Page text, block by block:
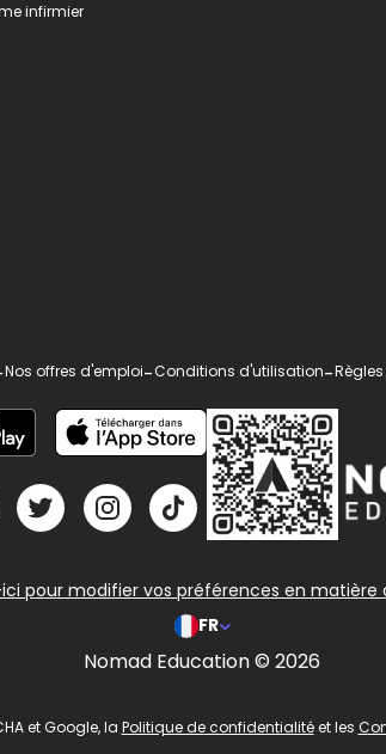
infirmier
Nos offres d'emploi-Conditions d'utilisation-
pour modifier vos préférences en matière
FR
Nomad Education © 2026
et Google, la Politique de confidentialitéet les